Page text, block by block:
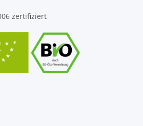
zertifiziert